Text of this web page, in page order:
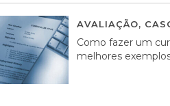
AVALIAÇÃO,
Como fazer um
melhores